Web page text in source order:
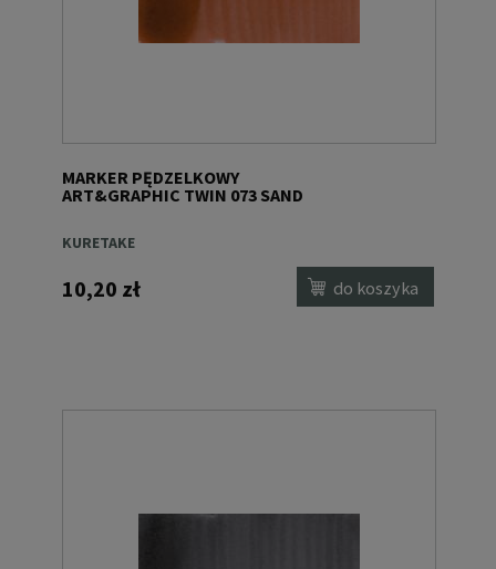
MARKER PĘDZELKOWY
ART&GRAPHIC TWIN 073 SAND
KURETAKE
10,20 zł do koszyka